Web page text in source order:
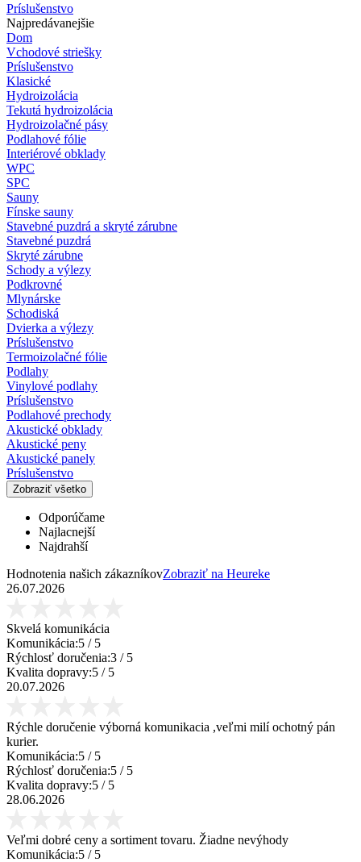
Príslušenstvo
Najpredávanejšie
Dom
Vchodové striešky
Príslušenstvo
Klasické
Hydroizolácia
Tekutá hydroizolácia
Hydroizolačné pásy
Podlahové fólie
Interiérové obklady
WPC
SPC
Sauny
Fínske sauny
Stavebné puzdrá a skryté zárubne
Stavebné puzdrá
Skryté zárubne
Schody a výlezy
Podkrovné
Mlynárske
Schodiská
Dvierka a výlezy
Príslušenstvo
Termoizolačné fólie
Podlahy
Vinylové podlahy
Príslušenstvo
Podlahové prechody
Akustické obklady
Akustické peny
Akustické panely
Príslušenstvo
Zobraziť všetko
Odporúčame
Najlacnejší
Najdrahší
Hodnotenia našich zákazníkovZobraziť na Heureke
26.07.2026
Skvelá komunikácia
Komunikácia:5 / 5
Rýchlosť doručenia:3 / 5
Kvalita dopravy:5 / 5
20.07.2026
Rýchle doručenie výborná komunikacia ,veľmi milí ochotný pán
kurier.
Komunikácia:5 / 5
Rýchlosť doručenia:5 / 5
Kvalita dopravy:5 / 5
28.06.2026
Veľmi dobré ceny a sortiment tovaru. Žiadne nevýhody
Komunikácia:5 / 5